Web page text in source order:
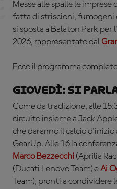
Messe alle spalle le
fatta di striscioni, fumogeni
si sposta a Balaton Park
2026, rappresentato dal
Ecco il programma
Giovedì: si
Come da tradizione, alle
circuito insieme a Jack
che daranno il calcio d'inizio
GearUp. Alle 16 la
Marco Bezzecchi (Aprilia
(Ducati Lenovo Team) eAi
Team), pronti a condividere